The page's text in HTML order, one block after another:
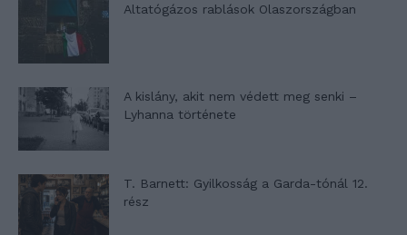
Altatógázos rablások Olaszországban
A kislány, akit nem védett meg senki –
Lyhanna története
T. Barnett: Gyilkosság a Garda-tónál 12.
rész